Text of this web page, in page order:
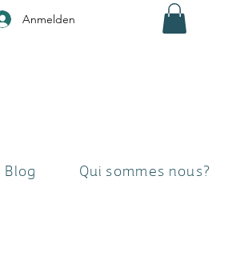
Anmelden
Blog Qui sommes nous?